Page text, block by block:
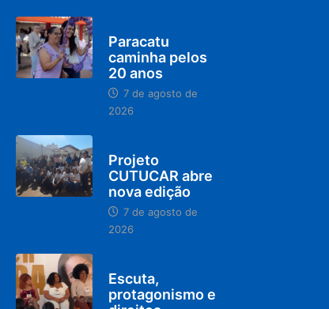
Paracatu
caminha pelos
20 anos
7 de agosto de
2026
Projeto
CUTUCAR abre
nova edição
7 de agosto de
2026
Escuta,
protagonismo e